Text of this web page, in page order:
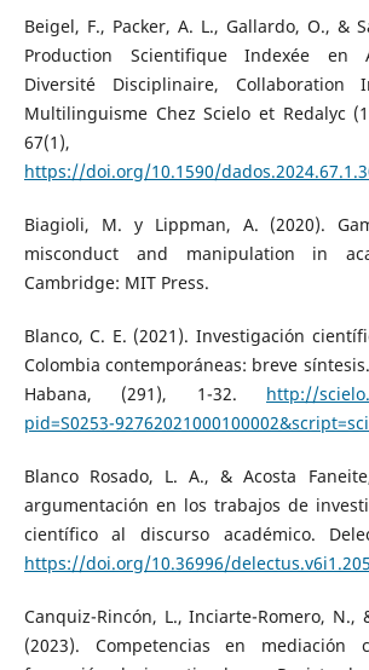
Beigel, F., Packer, A. L., Gallardo, O., &
Production Scientifique Indexée en
Diversité Disciplinaire, Collaboration
Multilinguisme Chez Scielo et Redalyc
67(1),
https://doi.org/10.1590/
Biagioli, M. y Lippman, A. (2020).
misconduct and manipulation in
Cambridge: MIT Press.
Blanco, C. E. (2021). Investigación
Colombia contemporáneas: breve
Habana, (291), 1-32. http://
pid=S0253-
Blanco Rosado, L. A., & Acosta
argumentación en los trabajos de
científico al discurso académico.
https://doi.org/10.36996/delectus.v6i1.205
Canquiz-Rincón, L., Inciarte-Romero, N.,
(2023). Competencias en mediación